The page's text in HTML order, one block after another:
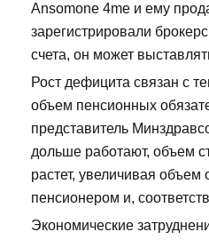
Ansomone 4me и ему
зарегистрировали
счета, он может
Рост дефицита связан с
объем пенсионных
представитель
дольше работают, объем
растет, увеличивая объем
пенсионером и,
Экономические